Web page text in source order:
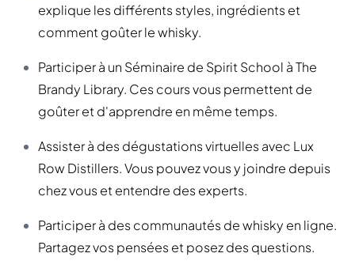
explique les différents styles, ingrédients et
comment goûter le whisky.
Participer à un Séminaire de Spirit School à The
Brandy Library. Ces cours vous permettent de
goûter et d'apprendre en même temps.
Assister à des dégustations virtuelles avec Lux
Row Distillers. Vous pouvez vous y joindre depuis
chez vous et entendre des experts.
Participer à des communautés de whisky en ligne.
Partagez vos pensées et posez des questions.